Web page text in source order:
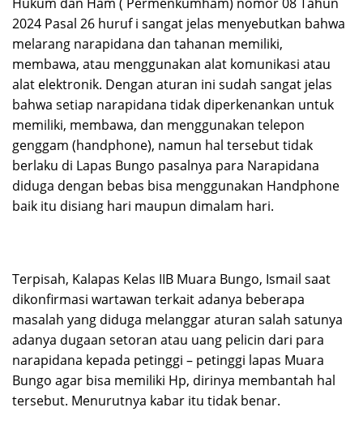
2024 Pasal 26 huruf i sangat jelas menyebutkan bahwa
melarang narapidana dan tahanan memiliki,
membawa, atau menggunakan alat komunikasi atau
alat elektronik. Dengan aturan ini sudah sangat jelas
bahwa setiap narapidana tidak diperkenankan untuk
memiliki, membawa, dan menggunakan telepon
genggam (handphone), namun hal tersebut tidak
berlaku di Lapas Bungo pasalnya para Narapidana
diduga dengan bebas bisa menggunakan Handphone
baik itu disiang hari maupun dimalam hari.
Terpisah, Kalapas Kelas IIB Muara Bungo, Ismail saat
dikonfirmasi wartawan terkait adanya beberapa
masalah yang diduga melanggar aturan salah satunya
adanya dugaan setoran atau uang pelicin dari para
narapidana kepada petinggi – petinggi lapas Muara
Bungo agar bisa memiliki Hp, dirinya membantah hal
tersebut. Menurutnya kabar itu tidak benar.